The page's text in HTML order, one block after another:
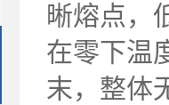
晰熔点，
在零下温
末，整体